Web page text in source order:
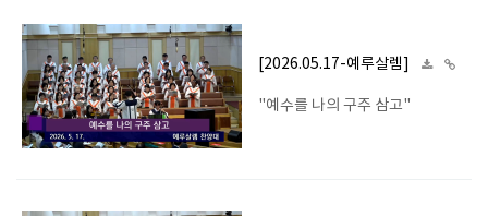
[2026.05.17-예루살렘]
"예수를 나의 구주 삼고"